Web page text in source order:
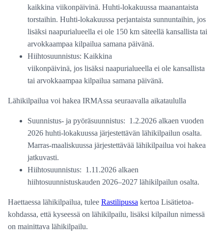
kaikkina viikonpäivinä. Huhti-lokakuussa maanantaista
torstaihin. Huhti-lokakuussa perjantaista sunnuntaihin, jos
lisäksi naapurialueella ei ole 150 km säteellä kansallista tai
arvokkaampaa kilpailua samana päivänä.
Hiihtosuunnistus: Kaikkina
viikonpäivinä, jos lisäksi naapurialueella ei ole kansallista
tai arvokkaampaa kilpailua samana päivänä.
Lähikilpailua voi hakea IRMAssa seuraavalla aikataululla
Suunnistus- ja pyöräsuunnistus: 1.2.2026 alkaen vuoden
2026 huhti-lokakuussa järjestettävän lähikilpailun osalta.
Marras-maaliskuussa järjestettävää lähikilpailua voi hakea
jatkuvasti.
Hiihtosuunnistus: 1.11.2026 alkaen
hiihtosuunnistuskauden 2026–2027 lähikilpailun osalta.
Haettaessa lähikilpailua, tulee Rastilipussa kertoa Lisätietoa-
kohdassa, että kyseessä on lähikilpailu, lisäksi kilpailun nimessä
on mainittava lähikilpailu.